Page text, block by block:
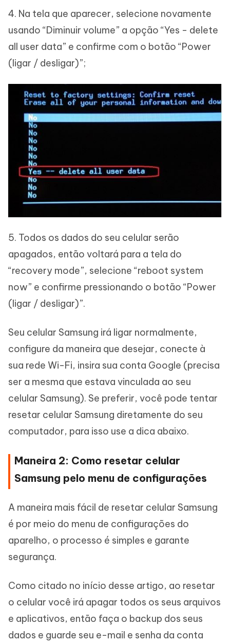
4. Na tela que aparecer, selecione novamente
usando “Diminuir volume” a opção “Yes - delete
all user data” e confirme com o botão “Power
(ligar / desligar)”;
5. Todos os dados do seu celular serão
apagados, então voltará para a tela do
“recovery mode”, selecione “reboot system
now” e confirme pressionando o botão “Power
(ligar / desligar)”.
Seu celular Samsung irá ligar normalmente,
configure da maneira que desejar, conecte à
sua rede Wi-Fi, insira sua conta Google (precisa
ser a mesma que estava vinculada ao seu
celular Samsung). Se preferir, você pode tentar
resetar celular Samsung diretamente do seu
computador, para isso use a dica abaixo.
Maneira 2: Como resetar celular
Samsung pelo menu de configurações
A maneira mais fácil de resetar celular Samsung
é por meio do menu de configurações do
aparelho, o processo é simples e garante
segurança.
Como citado no início desse artigo, ao resetar
o celular você irá apagar todos os seus arquivos
e aplicativos, então faça o backup dos seus
dados e guarde seu e-mail e senha da conta